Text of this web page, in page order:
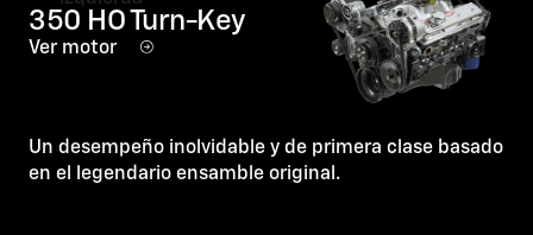
350 HO Turn-Key
Ver motor
Un desempeño inolvidable y de primera clase basado
en el legendario ensamble original.